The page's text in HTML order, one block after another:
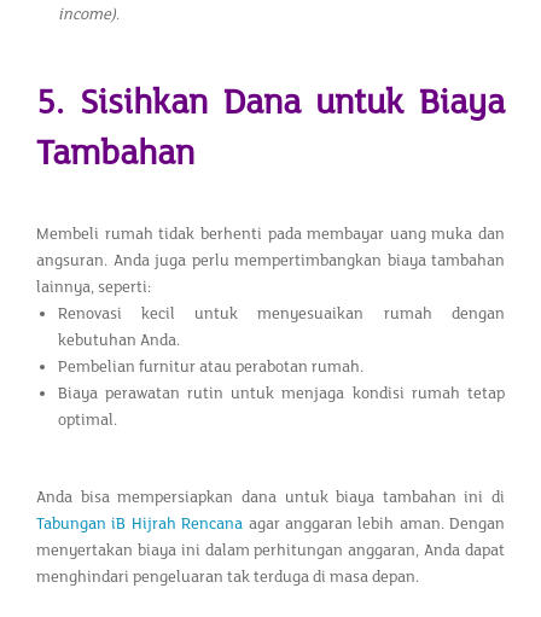
income).
5. Sisihkan Dana untuk Biaya
Tambahan
Membeli rumah tidak berhenti pada membayar uang muka dan
angsuran. Anda juga perlu mempertimbangkan biaya tambahan
lainnya, seperti:
Renovasi kecil untuk menyesuaikan rumah dengan
kebutuhan Anda.
Pembelian furnitur atau perabotan rumah.
Biaya perawatan rutin untuk menjaga kondisi rumah tetap
optimal.
Anda bisa mempersiapkan dana untuk biaya tambahan ini di
Tabungan iB Hijrah Rencana agar anggaran lebih aman. Dengan
menyertakan biaya ini dalam perhitungan anggaran, Anda dapat
menghindari pengeluaran tak terduga di masa depan.